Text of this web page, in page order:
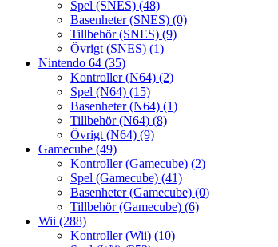
Spel (SNES) (48)
Basenheter (SNES) (0)
Tillbehör (SNES) (9)
Övrigt (SNES) (1)
Nintendo 64 (35)
Kontroller (N64) (2)
Spel (N64) (15)
Basenheter (N64) (1)
Tillbehör (N64) (8)
Övrigt (N64) (9)
Gamecube (49)
Kontroller (Gamecube) (2)
Spel (Gamecube) (41)
Basenheter (Gamecube) (0)
Tillbehör (Gamecube) (6)
Wii (288)
Kontroller (Wii) (10)